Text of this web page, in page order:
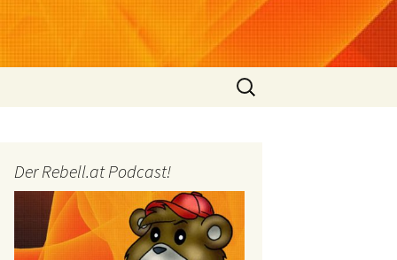
Suchen
nach:
Der Rebell.at Podcast!